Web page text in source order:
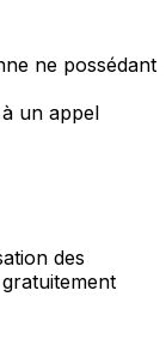
ne possédant
un appel
des